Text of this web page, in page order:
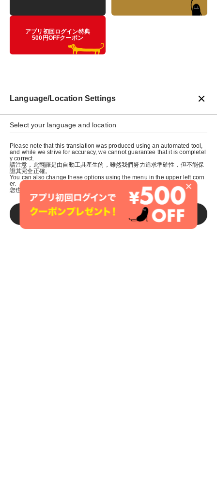
アプリ初回ログイン特典
500円OFFクーポン
＼ 店舗でも便利 ／
アプリ初回ログインで
クーポンプレゼント
新商品のお知らせが届きます
×
Language/Location Settings
Select your language and location
Please note that this translation was produced using an automated tool,
and while we strive for accuracy, we cannot guarantee that it is completel
y correct.
請注意，此翻譯是由自動工具產生的，雖然我們努力追求準確性，但不能保
證其完全正確。
You can also change these options using the menu in the upper left corn
er.
您也可以使用左上角的選單來更改這些選項。
SAVE